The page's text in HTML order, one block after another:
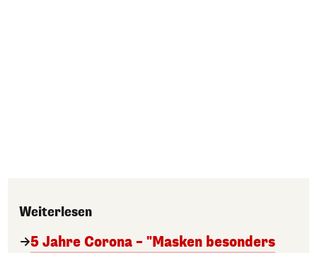
Weiterlesen
5 Jahre Corona – "Masken besonders